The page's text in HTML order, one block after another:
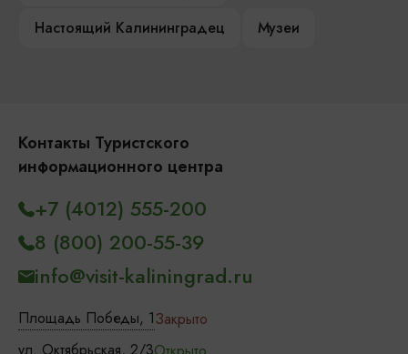
Настоящий Калининградец
Музеи
Контакты Туристского
информационного центра
Площадь Победы, 1Закрыто
+7 (4012) 555-200
8 (800) 200-55-39
info@visit-kaliningrad.ru